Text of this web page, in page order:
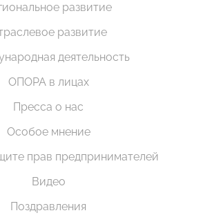
развитие
развитие
деятельность
ОПОРА в лицах
Пресса о нас
Особое мнение
прав предпринимателей
Видео
Поздравления